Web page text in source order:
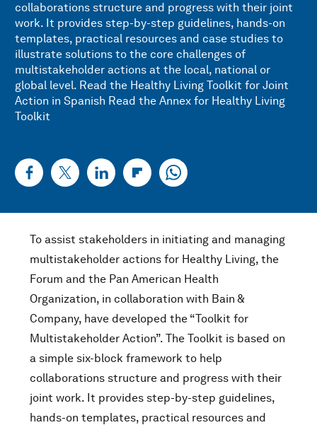
collaborations structure and progress with their joint
work. It provides step-by-step guidelines, hands-on
templates, practical resources and case studies to
illustrate solutions to the core challenges of
multistakeholder actions at the local, national or
global level. Read the Healthy Living Toolkit for Joint
Action in Spanish Read the Annex for Healthy Living
Toolkit
To assist stakeholders in initiating and managing
multistakeholder actions for Healthy Living, the
Forum and the Pan American Health
Organization, in collaboration with Bain &
Company, have developed the “Toolkit for
Multistakeholder Action”. The Toolkit is based on
a simple six-block framework to help
collaborations structure and progress with their
joint work. It provides step-by-step guidelines,
hands-on templates, practical resources and